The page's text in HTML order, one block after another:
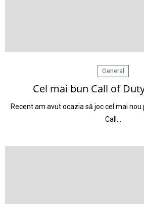
General
Cel mai bun Call of
Recent am avut ocazia să joc cel mai
Call…